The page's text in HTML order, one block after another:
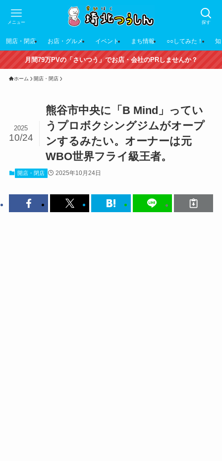
探す
メニュー
開店・閉店 お店・グルメ イベント まち情報 ○○してみた！
月間79万PVの「さいつう」でお店・会社のPRしませんか？
ホーム 開店・閉店
熊谷市中央に「B Mind」ってい
うプロボクシングジムがオープ
ンするみたい。オーナーは元
WBO世界フライ級王者。
2025
10/24
開店・閉店 2025年10月24日